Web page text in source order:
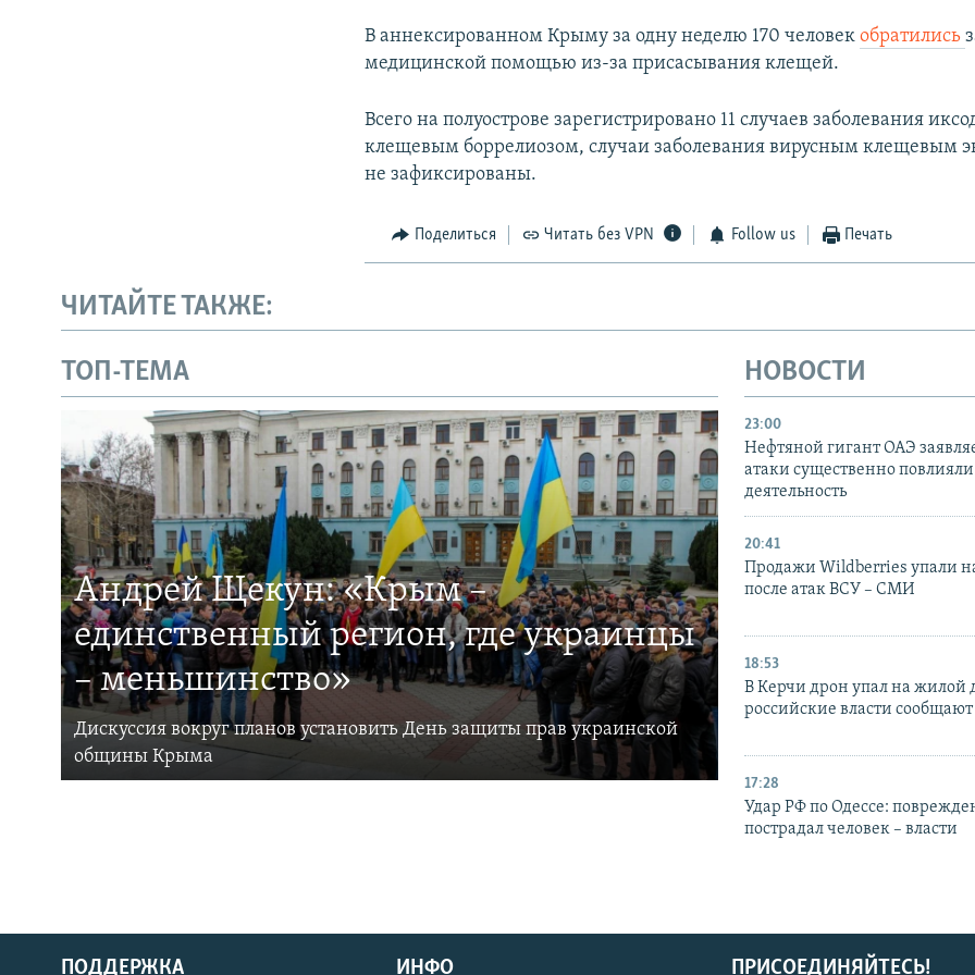
В аннексированном Крыму за одну неделю 170 человекобратились
медицинской помощью из-за присасывания клещей.
Всего на полуострове зарегистрировано 11 случаев заболевания
клещевым боррелиозом, случаи заболевания вирусным клещевым
не зафиксированы.
Поделиться Читать без VPN Follow us Печать
ЧИТАЙТЕ ТАКЖЕ:
ТОП-ТЕМА
Андрей Щекун: «Крым –
единственный регион, где украинцы
– меньшинство»
Дискуссия вокруг планов установить День защиты прав украинской
общины Крыма
НОВОСТИ
23:00
Нефтяной гигант ОАЭ
атаки существенно повлияли
деятельность
20:41
Продажи Wildberries упали
после атак ВСУ – СМИ
18:53
В Керчи дрон упал на жилой
российские власти
17:28
Удар РФ по Одессе:
пострадал человек – власти
ПРИСОЕДИНЯЙТЕСЬ!
ПОДДЕРЖКА ИНФО